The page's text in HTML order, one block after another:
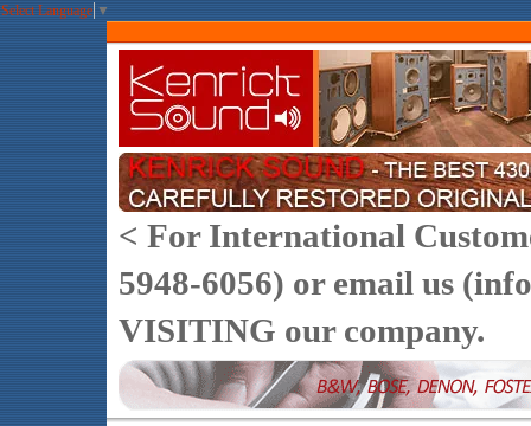
Select Language ▼
< For International
5948-6056) or email us
VISITING our company.